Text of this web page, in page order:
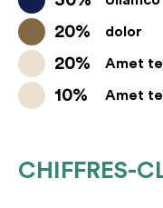
20% dolor
20% Amet
10% Amet
CHIFFRES-